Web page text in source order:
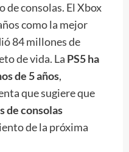
de consolas. El Xbox
como la mejor
84 millones de
de vida. La PS5 ha
de 5 años,
que sugiere que
de consolas
de la próxima